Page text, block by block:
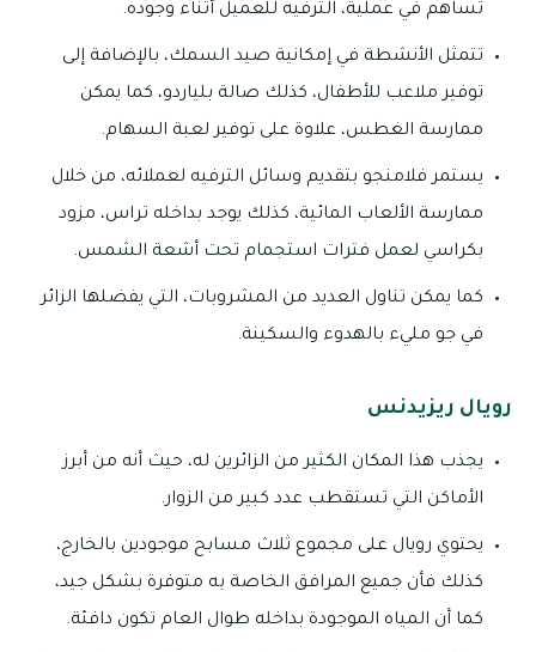
تساهم في عملية، الترفيه للعميل أثناء وجوده.
تتمثل الأنشطة في إمكانية صيد السمك، بالإضافة إلى
توفير ملاعب للأطفال، كذلك صالة بلياردو، كما يمكن
ممارسة الغطس، علاوة على توفير لعبة السهام.
يستمر فلامنجو بتقديم وسائل الترفيه لعملائه، من خلال
ممارسة الألعاب المائية، كذلك يوجد بداخله تراس، مزود
بكراسي لعمل فترات استجمام تحت أشعة الشمس.
كما يمكن تناول العديد من المشروبات، التي يفضلها الزائر
في جو مليء بالهدوء والسكينة.
رويال ريزيدنس
يجذب هذا المكان الكثير من الزائرين له، حيث أنه من أبرز
الأماكن التي تستقطب عدد كبير من الزوار.
يحتوي رويال على مجموع ثلاث مسابح موجودين بالخارج،
كذلك فأن جميع المرافق الخاصة به متوفرة بشكل جيد،
كما أن المياه الموجودة بداخله طوال العام تكون دافئة.